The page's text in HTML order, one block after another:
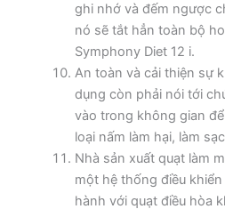
ghi nhớ và đếm ngược
nó sẽ tắt hẳn toàn bộ
Symphony Diet 12 i.
An toàn và cải thiện sự
dụng còn phải nói tới
vào trong không gian
loại nấm làm hại, làm
Nhà sản xuất quạt làm
một hệ thống điều
hành với quạt điều hòa